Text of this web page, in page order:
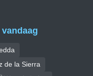
de la Sierra